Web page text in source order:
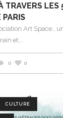
TRAVERS LES
Art Space.,
et
0 0
CULTURE